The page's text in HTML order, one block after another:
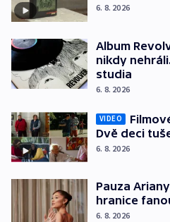
6. 8. 2026
Album
nikdy
studia
6. 8. 2026
VIDEO
Dvě deci
6. 8. 2026
Pauza
hranice
6. 8. 2026